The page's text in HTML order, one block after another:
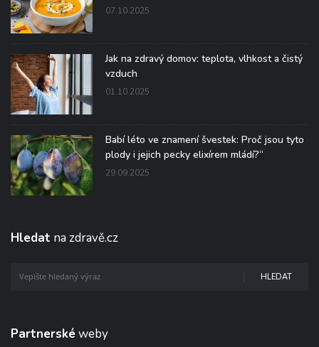
07.10.2025
Jak na zdravý domov: teplota, vlhkost a čistý
vzduch
01.10.2025
Babí léto ve znamení švestek: Proč jsou tyto
plody i jejich pecky elixírem mládí?“
29.09.2025
Hledat na zdravě.cz
HLEDAT
Partnerské weby